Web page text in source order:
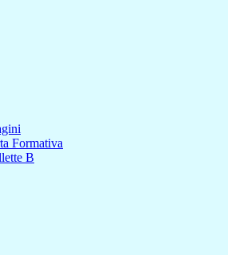
Formativa
B